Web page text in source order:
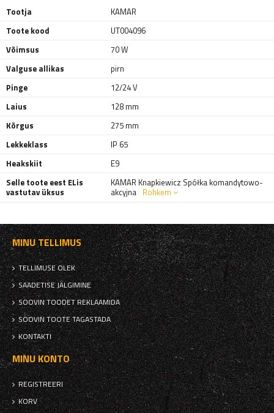
Tootja
KAMAR
Toote kood
UT004096
Võimsus
70 W
Valguse allikas
pirn
Pinge
12/24 V
Laius
128 mm
Kõrgus
275 mm
Lekkeklass
IP 65
Heakskiit
E9
Selle toote eest ELis
vastutav üksus
KAMAR Knapkiewicz Spółka komandytowo-
akcyjna Rohkem
MINU TELLIMUS
TELLIMUSE OLEK
SAADETISE JÄLGIMINE
SOOVIN TOODET REKLAAMIDA
SOOVIN TOOTE TAGASTADA
KONTAKTI
MINU KONTO
REGISTREERI
KORV